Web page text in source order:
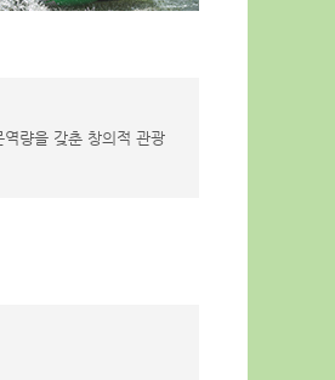
량을 갖춘 창의적 관광